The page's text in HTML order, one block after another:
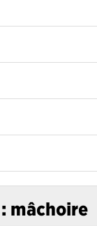
mâchoire